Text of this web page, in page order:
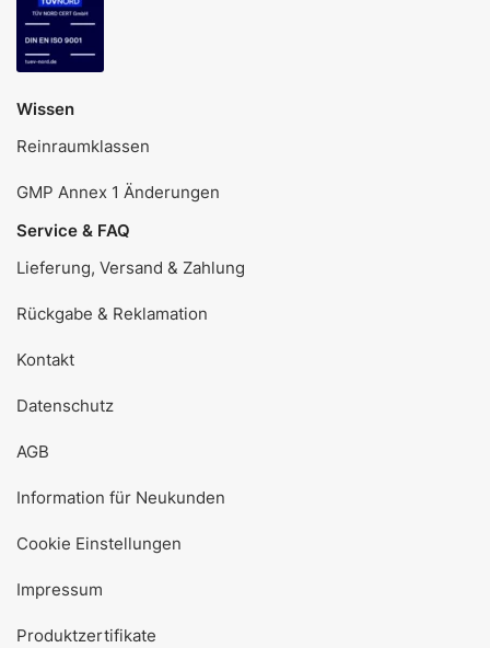
Wissen
Reinraumklassen
GMP Annex 1 Änderungen
Service & FAQ
Lieferung, Versand & Zahlung
Rückgabe & Reklamation
Kontakt
Datenschutz
AGB
Information für Neukunden
Cookie Einstellungen
Impressum
Produktzertifikate